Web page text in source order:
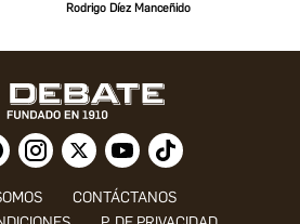
Rodrigo Díez Manceñido
CONTÁCTANOS